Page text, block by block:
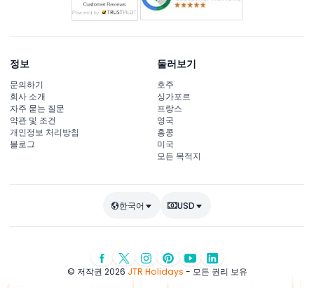
정보
문의하기
회사 소개
자주 묻는 질문
약관 및 조건
개인정보 처리방침
블로그
둘러보기
호주
싱가포르
프랑스
영국
홍콩
미국
모든 목적지
한국어 USD
© 저작권 2026 JTR Holidays - 모든 권리 보유